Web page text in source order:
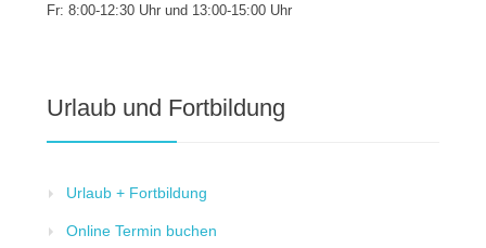
Fr: 8:00-12:30 Uhr und 13:00-15:00 Uhr
Urlaub und Fortbildung
Urlaub + Fortbildung
Online Termin buchen